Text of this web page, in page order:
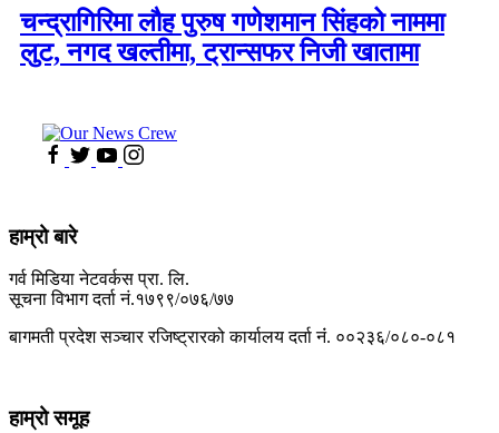
चन्द्रागिरिमा लौह पुरुष गणेशमान सिंहको नाममा
लुट, नगद खल्तीमा, ट्रान्सफर निजी खातामा
हाम्रो बारे
गर्व मिडिया नेटवर्कस प्रा. लि.
सूचना विभाग दर्ता नं.१७९९/०७६/७७
बागमती प्रदेश सञ्चार रजिष्ट्रारको कार्यालय दर्ता नंं. ००२३६/०८०-०८१
हाम्रो समूह